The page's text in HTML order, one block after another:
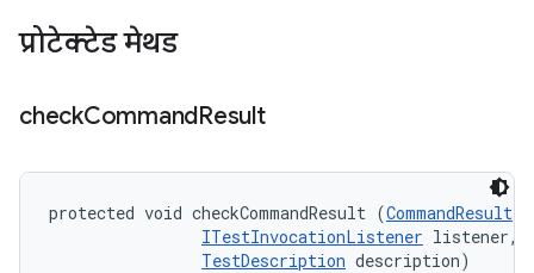
प्रोटेक्टेड मेथड
checkCommandResult
protected void checkCommandResult (CommandResult
ITestInvocationListener listener,
TestDescription description)